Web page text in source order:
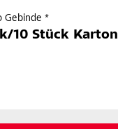
Gebinde *
10 Stück Karton